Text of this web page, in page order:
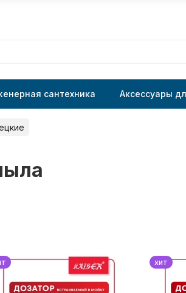
сантехника Аксессуары
хит